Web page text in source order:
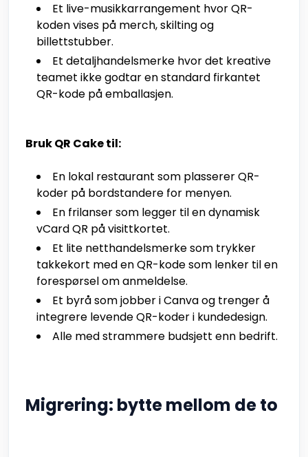
Et live-musikkarrangement hvor QR-
koden vises på merch, skilting og
billettstubber.
Et detaljhandelsmerke hvor det kreative
teamet ikke godtar en standard firkantet
QR-kode på emballasjen.
Bruk QR Cake til:
En lokal restaurant som plasserer QR-
koder på bordstandere for menyen.
En frilanser som legger til en dynamisk
vCard QR på visittkortet.
Et lite netthandelsmerke som trykker
takkekort med en QR-kode som lenker til en
forespørsel om anmeldelse.
Et byrå som jobber i Canva og trenger å
integrere levende QR-koder i kundedesign.
Alle med strammere budsjett enn bedrift.
Migrering: bytte mellom de to